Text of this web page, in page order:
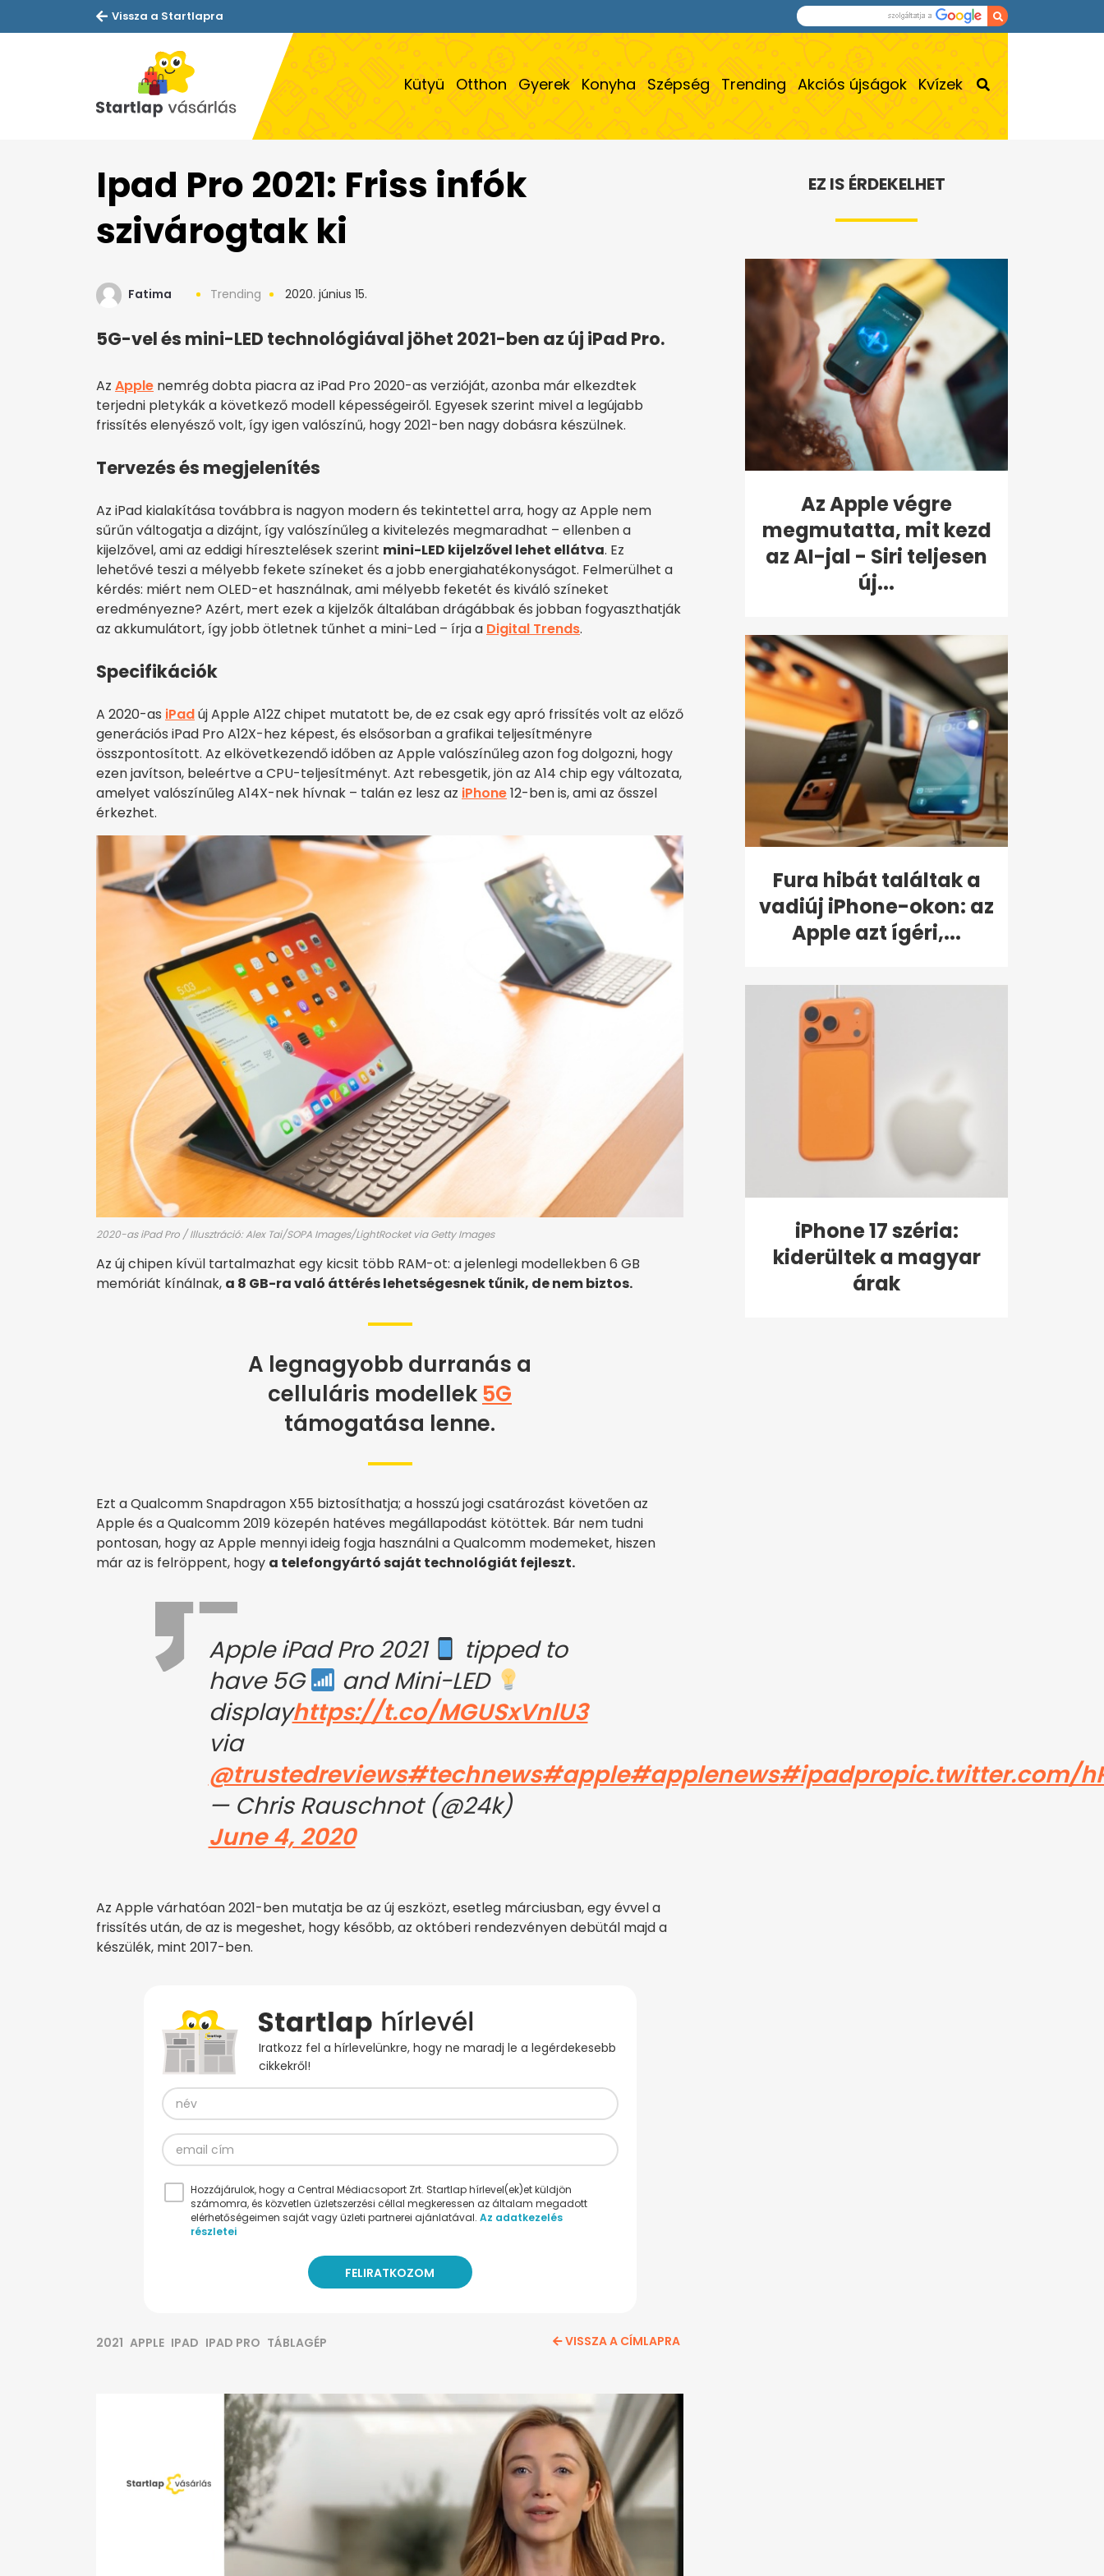
Vissza a Startlapra
Kütyü Otthon Gyerek Konyha Szépség Trending Akciós újságok Kvízek
Ipad Pro 2021: Friss infók
szivárogtak ki
Fatima Trending 2020. június 15.
5G-vel és mini-LED technológiával jöhet 2021-ben az új iPad Pro.
Az Apple nemrég dobta piacra az iPad Pro 2020-as verzióját, azonba már elkezdtek
terjedni pletykák a következő modell képességeiről. Egyesek szerint mivel a legújabb
frissítés elenyésző volt, így igen valószínű, hogy 2021-ben nagy dobásra készülnek.
Tervezés és megjelenítés
Az iPad kialakítása továbbra is nagyon modern és tekintettel arra, hogy az Apple nem
sűrűn váltogatja a dizájnt, így valószínűleg a kivitelezés megmaradhat – ellenben a
kijelzővel, ami az eddigi híresztelések szerint mini-LED kijelzővel lehet ellátva. Ez
lehetővé teszi a mélyebb fekete színeket és a jobb energiahatékonyságot. Felmerülhet a
kérdés: miért nem OLED-et használnak, ami mélyebb feketét és kiváló színeket
eredményezne? Azért, mert ezek a kijelzők általában drágábbak és jobban fogyaszthatják
az akkumulátort, így jobb ötletnek tűnhet a mini-Led – írja a Digital Trends.
Specifikációk
A 2020-as iPadúj Apple A12Z chipet mutatott be, de ez csak egy apró frissítés volt az előző
generációs iPad Pro A12X-hez képest, és elsősorban a grafikai teljesítményre
összpontosított. Az elkövetkezendő időben az Apple valószínűleg azon fog dolgozni, hogy
ezen javítson, beleértve a CPU-teljesítményt. Azt rebesgetik, jön az A14 chip egy változata,
amelyet valószínűleg A14X-nek hívnak – talán ez lesz az iPhone12-ben is, ami az ősszel
érkezhet.
2020-as iPad Pro / Illusztráció: Alex Tai/SOPA Images/LightRocket via Getty Images
Az új chipen kívül tartalmazhat egy kicsit több RAM-ot: a jelenlegi modellekben 6 GB
memóriát kínálnak, a 8 GB-ra való áttérés lehetségesnek tűnik, de nem biztos.
A legnagyobb durranás a
celluláris modellek5G
támogatása lenne.
Ezt a Qualcomm Snapdragon X55 biztosíthatja; a hosszú jogi csatározást követően az
Apple és a Qualcomm 2019 közepén hatéves megállapodást kötöttek. Bár nem tudni
pontosan, hogy az Apple mennyi ideig fogja használni a Qualcomm modemeket, hiszen
már az is felröppent, hogy a telefongyártó saját technológiát fejleszt.
Apple iPad Pro 2021
tipped to
have 5G
and Mini-LED
displayhttps://t.co/MGUSxVnlU3
via
@trustedreviews#technews#apple#applenews#ipadpropic.twitter.com/
— Chris Rauschnot (@24k)
June 4, 2020
Az Apple várhatóan 2021-ben mutatja be az új eszközt, esetleg márciusban, egy évvel a
frissítés után, de az is megeshet, hogy később, az októberi rendezvényen debütál majd a
készülék, mint 2017-ben.
Iratkozz fel a hírlevelünkre, hogy ne maradj le a legérdekesebb
cikkekről!
Hozzájárulok, hogy a Central Médiacsoport Zrt. Startlap hírlevel(ek)et küldjön
számomra, és közvetlen üzletszerzési céllal megkeressen az általam megadott
elérhetőségeimen saját vagy üzleti partnerei ajánlatával. Az adatkezelés
részletei
2021 APPLE IPAD IPAD PRO TÁBLAGÉP VISSZA A CÍMLAPRA
EZ IS ÉRDEKELHET
Az Apple végre
megmutatta, mit kezd
az AI-jal - Siri teljesen
új...
Fura hibát találtak a
vadiúj iPhone-okon: az
Apple azt ígéri,...
iPhone 17 széria:
kiderültek a magyar
árak